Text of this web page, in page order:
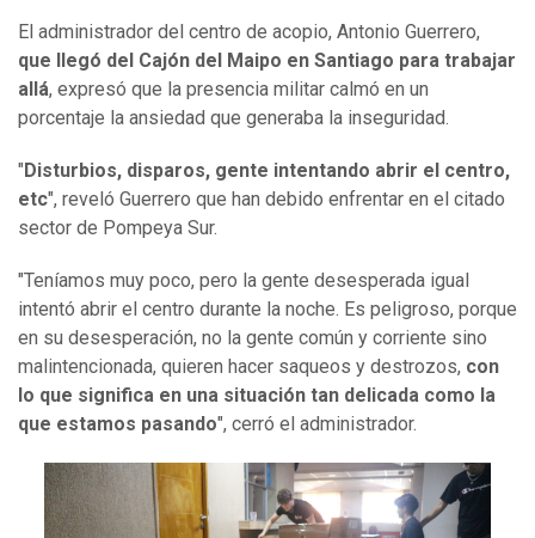
El administrador del centro de acopio, Antonio Guerrero,
que llegó del Cajón del Maipo en Santiago para trabajar
allá, expresó que la presencia militar calmó en un
porcentaje la ansiedad que generaba la inseguridad.
"Disturbios, disparos, gente intentando abrir el centro,
etc", reveló Guerrero que han debido enfrentar en el citado
sector de Pompeya Sur.
"Teníamos muy poco, pero la gente desesperada igual
intentó abrir el centro durante la noche. Es peligroso, porque
en su desesperación, no la gente común y corriente sino
malintencionada, quieren hacer saqueos y destrozos, con
lo que significa en una situación tan delicada como la
que estamos pasando", cerró el administrador.